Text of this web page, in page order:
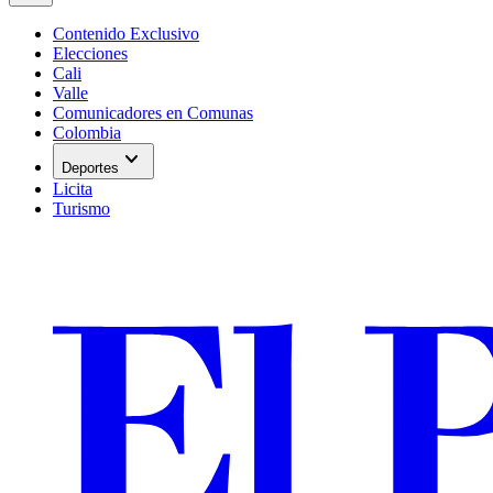
Contenido Exclusivo
Elecciones
Cali
Valle
Comunicadores en Comunas
Colombia
Deportes expand_more
Licita
Turismo